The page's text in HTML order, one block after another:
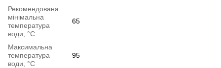
Рекомендована
мінімальна
температура
води, °С
65
Максимальна
температура
води, °С
95